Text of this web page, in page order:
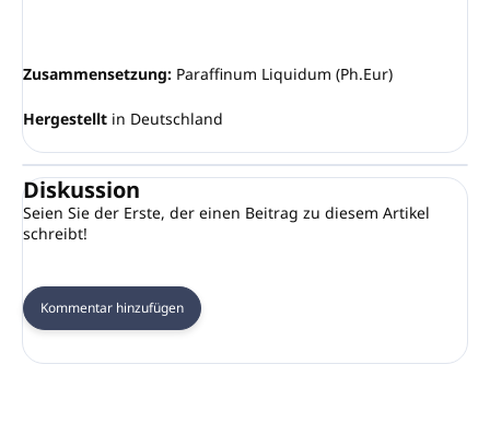
Zusammensetzung: Paraffinum Liquidum (Ph.Eur)
Hergestellt in Deutschland
Diskussion
Seien Sie der Erste, der einen Beitrag zu diesem Artikel
schreibt!
Kommentar hinzufügen